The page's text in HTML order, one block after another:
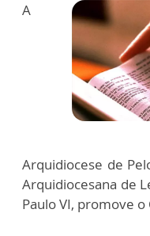
A
Arquidiocese de
Arquidiocesana de
Paulo VI, promove